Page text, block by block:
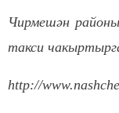
Чирмешән
такси
http://